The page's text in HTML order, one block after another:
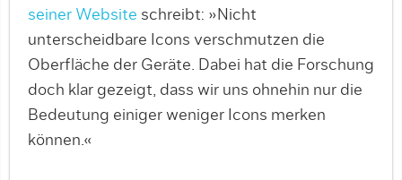
seiner Website schreibt: »Nicht
unterscheidbare Icons verschmutzen die
Oberfläche der Geräte. Dabei hat die Forschung
doch klar gezeigt, dass wir uns ohnehin nur die
Bedeutung einiger weniger Icons merken
können.«